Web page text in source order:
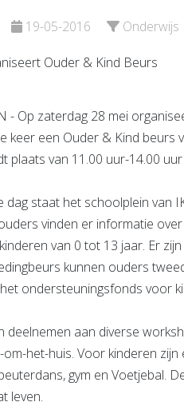
19-05-2016 Onderwijs
- Op zaterdag 28 mei
keer een Ouder & Kind
plaats van 11.00 uur-14.00
dag staat het schoolplein van
vinden er informatie
van 0 tot 13 jaar. Er
kunnen ouders
ondersteuningsfonds voor
deelnemen aan diverse
om-het-huis. Voor kinderen
gym en Voetjebal.
leven.
Bekijk de